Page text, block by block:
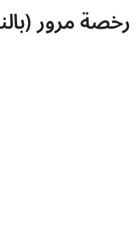
مرور